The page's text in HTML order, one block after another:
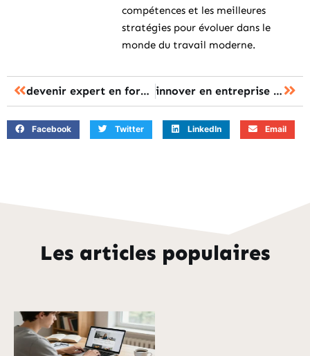
compétences et les meilleures
stratégies pour évoluer dans le
monde du travail moderne.
devenir expert en formation professionnelle : les secrets d’un métier passionnant innover en entreprise : les clés pour transformer la formation en levier créatif
Facebook Twitter LinkedIn Email
Les articles populaires